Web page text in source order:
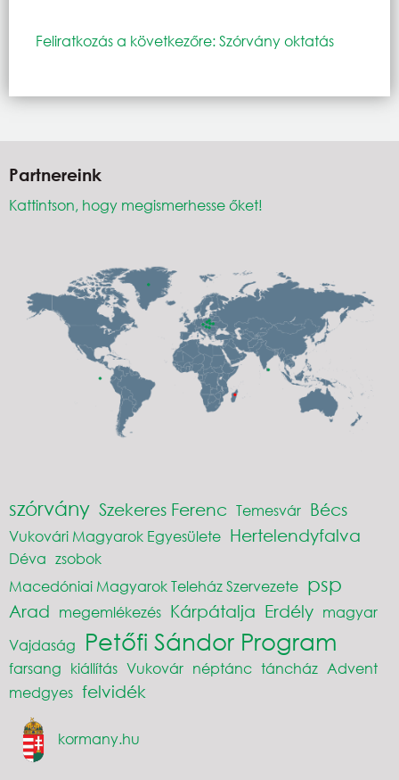
Feliratkozás a következőre: Szórvány oktatás
Partnereink
Kattintson, hogy megismerhesse őket!
szórvány Szekeres Ferenc Temesvár Bécs
Vukovári Magyarok Egyesülete Hertelendyfalva
Déva zsobok
Macedóniai Magyarok Teleház Szervezete psp
Arad megemlékezés Kárpátalja Erdély magyar
Vajdaság
Petőfi Sándor Program
farsang kiállítás Vukovár néptánc táncház Advent
medgyes felvidék
kormany.hu